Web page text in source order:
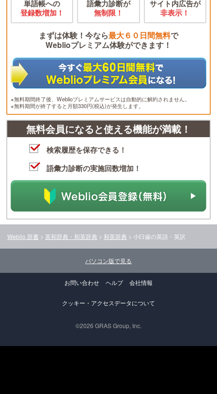
単語帳への
登録数増加！
語彙力診断が
無制限！
サイト内広告が
非表示！
まずは体験！今なら最大６０日間無料で
Weblioプレミアム体験ができます！
※無料期間終了後、Weblioプレミアムサービスは自動的に解約されません。
※無料期間が終了すると月額330円(税込)が発生します。
無料会員になると使える機能が満載！
検索履歴を保存できる！
語彙力診断の実施回数増加！
Weblio 辞書 > 英和辞典・和英辞典 > 和英辞典 > 小臼歯の英語・英訳
パソコン版で見る
お問い合わせ ヘルプ 会社情報
クッキー・アクセスデータについて
©2026 GRAS Group, Inc.